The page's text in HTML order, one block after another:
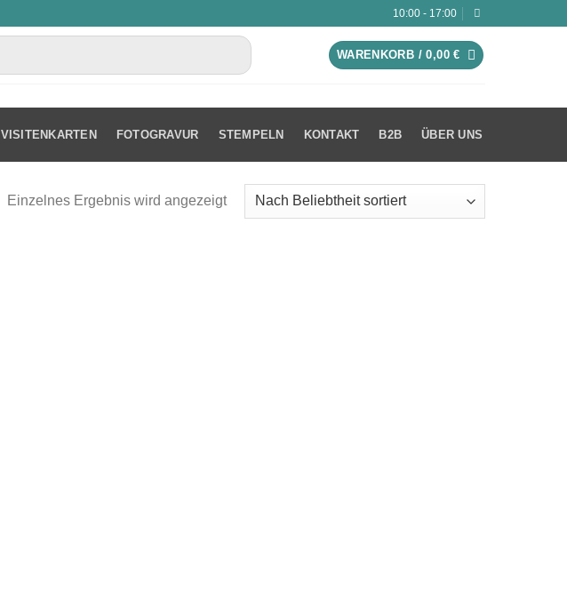
10:00 - 17:00
WARENKORB /0,00€
VISITENKARTEN FOTOGRAVUR STEMPELN KONTAKT B2B ÜBER UNS
Einzelnes Ergebnis wird angezeigt